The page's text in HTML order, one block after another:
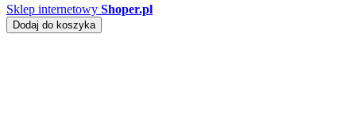
Sklep internetowy Shoper.pl
Dodaj do koszyka